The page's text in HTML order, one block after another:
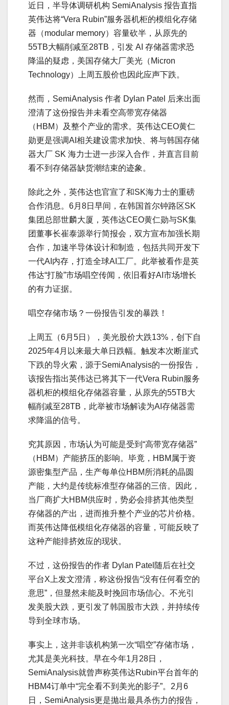
近日，半导体调研机构 SemiAnalysis 报告直指
英伟达将“Vera Rubin”服务器机柜的模组化存储
器（modular memory）容量砍半，从原先的
55TB大幅削减至28TB，引发 AI 存储器需求恐
降温的疑虑，美国存储大厂美光（Micron
Technology）上周五股价也因此应声下跌。
然而，SemiAnalysis 作者 Dylan Patel 后来出面
澄清了这份报告并未看空高带宽存储器
（HBM）及整个产业的需求。英伟达CEO黄仁
勋更是强调AI相关建设需求加快、将与韩国存储
器大厂 SK 海力士进一步深入合作，并直言目前
看不到存储器缺货潮结束的迹象。
除此之外，英伟达也官宣了和SK海力士的重磅
合作消息。6月8日早间，在韩国首尔钟路区SK
集团总部世麟大厦，英伟达CEO黄仁勋与SK集
团董事长崔泰源举行简报会，双方宣布加强长期
合作，加速半导体设计和制造，包括共同开发下
一代AI内存，打造全球AI工厂。此举被看作是英
伟达“打脸”市场唱空传闻，依旧看好AI市场增长
的有力证据。
唱空存储市场？一份报告引发的暴跌！
上周五（6月5日），美光股价大跌13%，创下自
2025年4月以来最大单日跌幅。触发本次断崖式
下跌的导火索，源于SemiAnalysis的一份报告，
该报告指出英伟达已将其下一代Vera Rubin服务
器机柜的模组化存储器容量，从原先的55TB大
幅削减至28TB，此举被市场解读为AI存储器需
求降温的信号。
究其原因，市场认为可能是受到“高带宽存储器”
（HBM）产能挤压的影响。毕竟，HBM属于资
源密集型产品，生产每单位HBM所消耗的晶圆
产能，大约是传统标准型存储器的三倍。因此，
当厂商扩大HBM供应时，势必会排挤其他类型
存储器的产出，进而推升整个产业的芯片价格。
而英伟达降低模组化存储器的容量，可能反映了
这种产能排挤效应的现状。
不过，这份报告的作者 Dylan Patel随后在社交
平台X上发文澄清，称这份报告“没有任何看空的
意思”，但显然未能及时挽回市场信心。不光引
发美股大跌，更引发了韩国股市大跌，并持续传
导到全球市场。
事实上，这并非该机构第一次“唱空”存储市场，
尤其是美光科技。早在今年1月28日，
SemiAnalysis就曾声称英伟达Rubin平台首年的
HBM4订单中“完全看不到美光的影子”。2月6
日，SemiAnalysis更是拋出最具杀伤力的报告，